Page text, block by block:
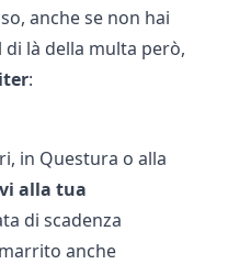
anche se non hai
là della multa però,
iter:
in Questura o alla
alla tua
di scadenza
anche